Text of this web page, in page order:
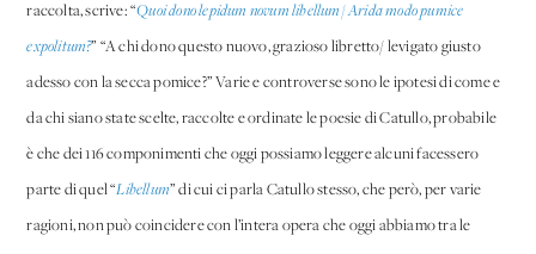
raccolta, scrive: “Quoi dono lepidum novum libellum/ Arida modo pumice
expolitum?” “A chi dono questo nuovo, grazioso libretto/ levigato giusto
adesso con la secca pomice?” Varie e controverse sono le ipotesi di come e
da chi siano state scelte, raccolte e ordinate le poesie di Catullo, probabile
è che dei 116 componimenti che oggi possiamo leggere alcuni facessero
parte di quel “Libellum” di cui ci parla Catullo stesso, che però, per varie
ragioni, non può coincidere con l’intera opera che oggi abbiamo tra le